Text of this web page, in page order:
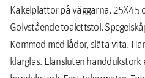
Kakelplattor på väggarna, 25X45
Golvstående toalettstol.
Kommod med lådor, släta vita.
klarglas. Elansluten